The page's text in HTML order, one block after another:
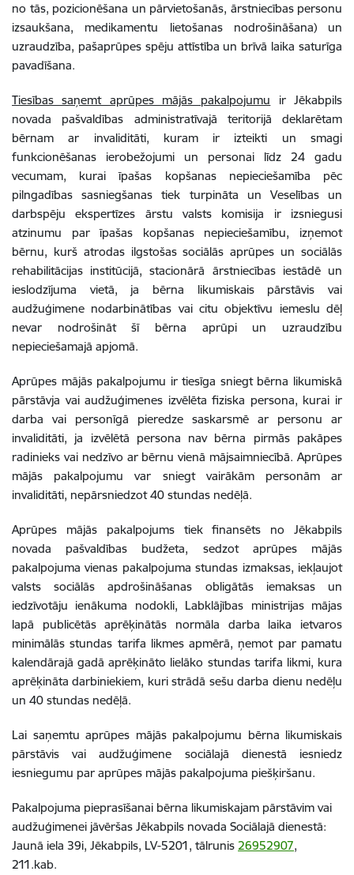
no tās, pozicionēšana un pārvietošanās, ārstniecības personu
izsaukšana, medikamentu lietošanas nodrošināšana) un
uzraudzība, pašaprūpes spēju attīstība un brīvā laika saturīga
pavadīšana.
Tiesības saņemt aprūpes mājās pakalpojumu ir Jēkabpils
novada pašvaldības administratīvajā teritorijā deklarētam
bērnam ar invaliditāti, kuram ir izteikti un smagi
funkcionēšanas ierobežojumi un personai līdz 24 gadu
vecumam, kurai īpašas kopšanas nepieciešamība pēc
pilngadības sasniegšanas tiek turpināta un Veselības un
darbspēju ekspertīzes ārstu valsts komisija ir izsniegusi
atzinumu par īpašas kopšanas nepieciešamību, izņemot
bērnu, kurš atrodas ilgstošas sociālās aprūpes un sociālās
rehabilitācijas institūcijā, stacionārā ārstniecības iestādē un
ieslodzījuma vietā, ja bērna likumiskais pārstāvis vai
audžuģimene nodarbinātības vai citu objektīvu iemeslu dēļ
nevar nodrošināt šī bērna aprūpi un uzraudzību
nepieciešamajā apjomā.
Aprūpes mājās pakalpojumu ir tiesīga sniegt bērna likumiskā
pārstāvja vai audžuģimenes izvēlēta fiziska persona, kurai ir
darba vai personīgā pieredze saskarsmē ar personu ar
invaliditāti, ja izvēlētā persona nav bērna pirmās pakāpes
radinieks vai nedzīvo ar bērnu vienā mājsaimniecībā. Aprūpes
mājās pakalpojumu var sniegt vairākām personām ar
invaliditāti, nepārsniedzot 40 stundas nedēļā.
Aprūpes mājās pakalpojums tiek finansēts no Jēkabpils
novada pašvaldības budžeta, sedzot aprūpes mājās
pakalpojuma vienas pakalpojuma stundas izmaksas, iekļaujot
valsts sociālās apdrošināšanas obligātās iemaksas un
iedzīvotāju ienākuma nodokli, Labklājības ministrijas mājas
lapā publicētās aprēķinātās normāla darba laika ietvaros
minimālās stundas tarifa likmes apmērā, ņemot par pamatu
kalendārajā gadā aprēķināto lielāko stundas tarifa likmi, kura
aprēķināta darbiniekiem, kuri strādā sešu darba dienu nedēļu
un 40 stundas nedēļā.
Lai saņemtu aprūpes mājās pakalpojumu bērna likumiskais
pārstāvis vai audžuģimene sociālajā dienestā iesniedz
iesniegumu par aprūpes mājās pakalpojuma piešķiršanu.
Pakalpojuma pieprasīšanai bērna likumiskajam pārstāvim vai
audžuģimenei jāvēršas Jēkabpils novada Sociālajā dienestā:
Jaunā iela 39i, Jēkabpils, LV-5201, tālrunis 26952907,
211.kab.